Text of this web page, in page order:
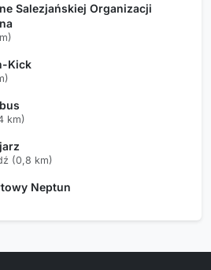
Salezjańskiej Organizacji
Kick
km)
(0,8 km)
Neptun